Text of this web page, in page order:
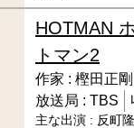
HOTMAN
トマン2
作家 : 樫田正剛
放送局 : TBS
主な出演 : 反町